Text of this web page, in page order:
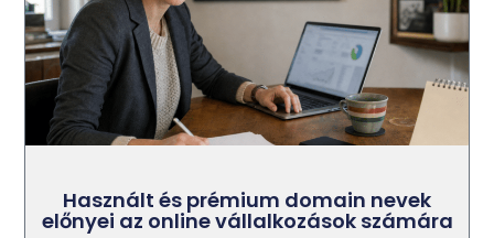
Használt és prémium domain nevek
előnyei az online vállalkozások számára